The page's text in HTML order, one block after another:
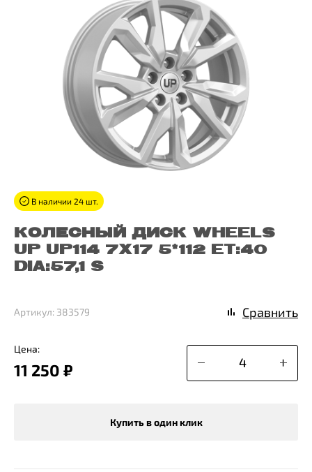
КОЛЕСНЫЙ ДИСК WHEELS
UP UP114 7X17 5*112 ET:40
DIA:57,1 S
В наличии 24 шт.
Цена:
11 250 ₽
Купить в один клик
Артикул: 383579 Сравнить